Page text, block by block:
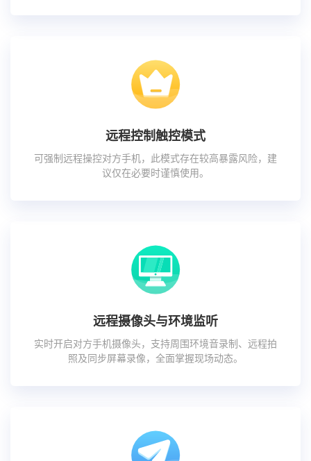
远程控制触控模式
可强制远程操控对方手机，此模式存在较高暴露风险，建
议仅在必要时谨慎使用。
远程摄像头与环境监听
实时开启对方手机摄像头，支持周围环境音录制、远程拍
照及同步屏幕录像，全面掌握现场动态。